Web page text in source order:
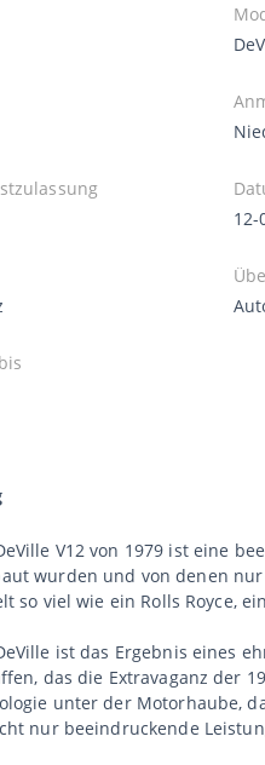
12-
V12 von 1979 ist eine
wurden und von denen
so viel wie ein Rolls Royce,
ist das Ergebnis eines
das die Extravaganz der
unter der Motorhaube,
nur beeindruckende